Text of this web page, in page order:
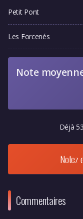
Petit Pont
Les Forcenés
Note
Déjà
Notez
Commentaires